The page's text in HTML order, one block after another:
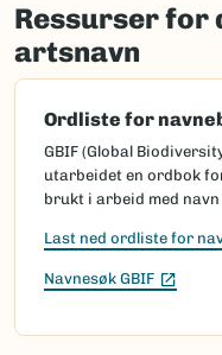
Ressurser for
artsnavn
Ordliste for
GBIF (Global
utarbeidet en ordbok
brukt i arbeid med
Last ned ordliste for
Navnesøk GBIF